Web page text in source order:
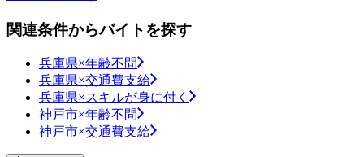
関連条件からバイトを探す
兵庫県×年齢不問
兵庫県×交通費支給
兵庫県×スキルが身に付く
神戸市×年齢不問
神戸市×交通費支給